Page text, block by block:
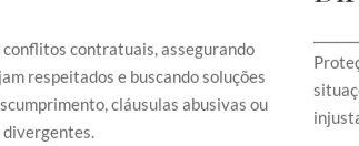
contratuais, assegurando
respeitados e buscando soluções
cláusulas abusivas ou
que direitos sejam respeitados e
soluções em casos de
cláusulas abusivas ou
divergentes.